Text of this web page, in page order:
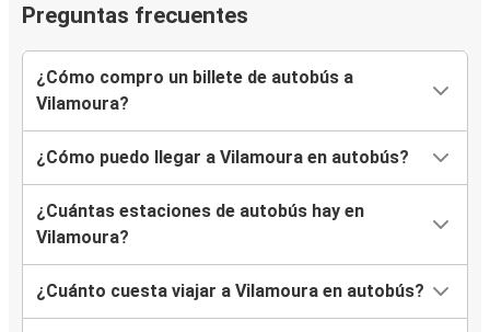
Preguntas frecuentes
¿Cómo compro un billete de autobús a
Vilamoura?
¿Cómo puedo llegar a Vilamoura en autobús?
¿Cuántas estaciones de autobús hay en
Vilamoura?
¿Cuánto cuesta viajar a Vilamoura en autobús?